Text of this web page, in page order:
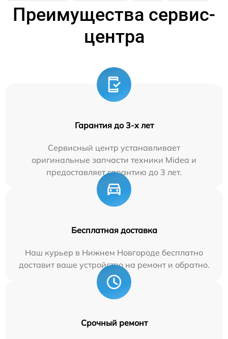
Преимущества сервис-
центра
Гарантия до 3-х лет
Сервисный центр устанавливает
оригинальные запчасти техники Midea и
предоставляет гарантию до 3 лет.
Бесплатная доставка
Наш курьер в Нижнем Новгороде бесплатно
доставит ваше устройство на ремонт и обратно.
Срочный ремонт